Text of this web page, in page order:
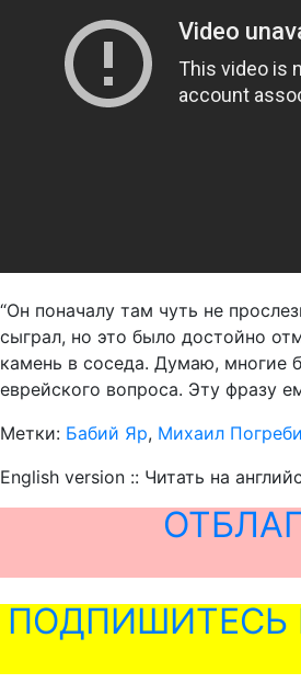
“Он поначалу там чуть не
сыграл, но это было достойно
камень в соседа. Думаю, многие
еврейского вопроса. Эту фразу
Метки: Бабий Яр, Михаил
English version :: Читать на
ПОДПИШИТЕСЬ